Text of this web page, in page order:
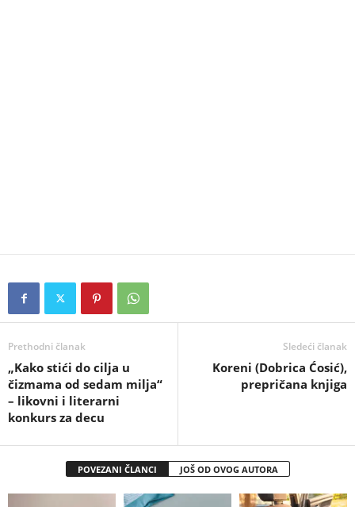
Prethodni članak
„Kako stići do cilja u
čizmama od sedam milja“
– likovni i literarni
konkurs za decu
Sledeći članak
Koreni (Dobrica Ćosić),
prepričana knjiga
POVEZANI ČLANCI JOŠ OD OVOG AUTORA